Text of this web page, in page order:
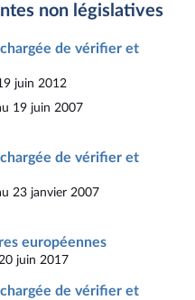
non législatives
de vérifier et
juin 2012
19 juin 2007
de vérifier et
23 janvier 2007
européennes
juin 2017
de vérifier et